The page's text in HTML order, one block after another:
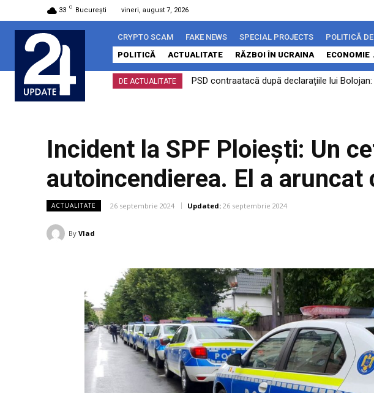
33 C București vineri, august 7, 2026
CRYPTO SCAM FAKE NEWS SPECIAL PROJECTS
POLITICĂ
POLITICĂ
ACTUALITATE RĂZBOI ÎN UCRAINA ECONOMIE
DE ACTUALITATE PSD contraatacă după declarațiile lui
Incident la SPF Ploiești: Un
autoincendierea. El a
ACTUALITATE 26 septembrie 2024 Updated: 26 septembrie 2024
By Vlad